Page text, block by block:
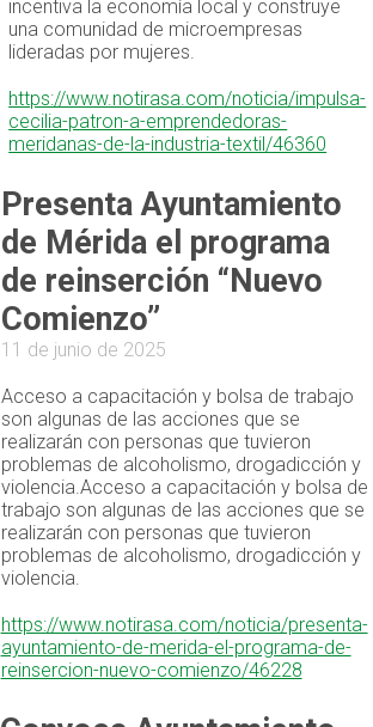
incentiva la economía local y construye
una comunidad de microempresas
lideradas por mujeres.
https://www.notirasa.com/noticia/impulsa-
cecilia-patron-a-emprendedoras-
meridanas-de-la-industria-textil/46360
Presenta Ayuntamiento
de Mérida el programa
de reinserción “Nuevo
Comienzo”
11 de junio de 2025
Acceso a capacitación y bolsa de trabajo
son algunas de las acciones que se
realizarán con personas que tuvieron
problemas de alcoholismo, drogadicción y
violencia.Acceso a capacitación y bolsa de
trabajo son algunas de las acciones que se
realizarán con personas que tuvieron
problemas de alcoholismo, drogadicción y
violencia.
https://www.notirasa.com/noticia/presenta-
ayuntamiento-de-merida-el-programa-de-
reinsercion-nuevo-comienzo/46228